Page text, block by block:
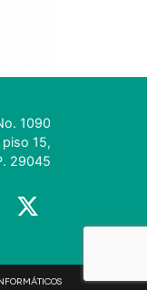
1090
15,
29045